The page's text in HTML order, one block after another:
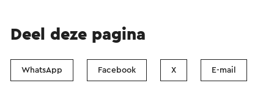
Deel deze pagina
WhatsApp Facebook X E-mail